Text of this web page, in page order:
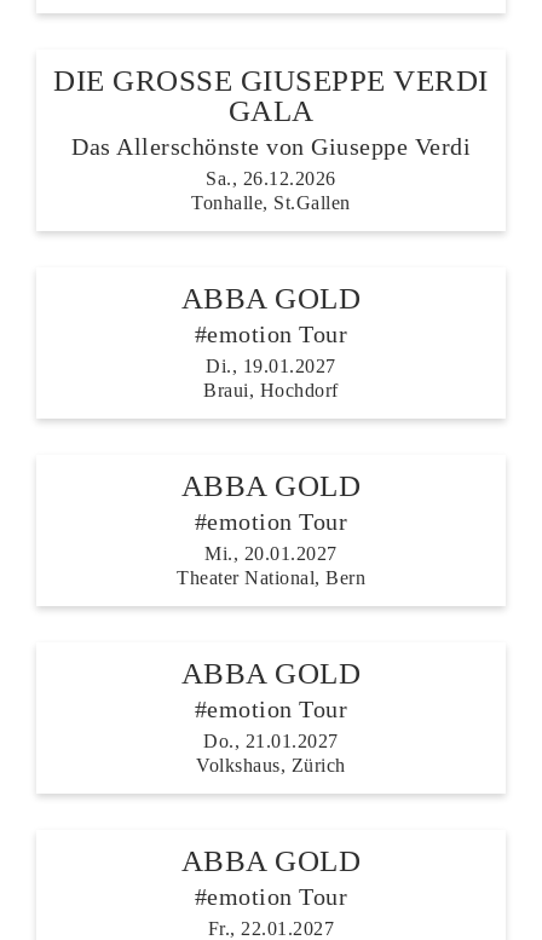
DIE GROSSE GIUSEPPE VERDI
GALA
Das Allerschönste von Giuseppe Verdi
Sa., 26.12.2026
Tonhalle, St.Gallen
ABBA GOLD
#emotion Tour
Di., 19.01.2027
Braui, Hochdorf
ABBA GOLD
#emotion Tour
Mi., 20.01.2027
Theater National, Bern
ABBA GOLD
#emotion Tour
Do., 21.01.2027
Volkshaus, Zürich
ABBA GOLD
#emotion Tour
Fr., 22.01.2027